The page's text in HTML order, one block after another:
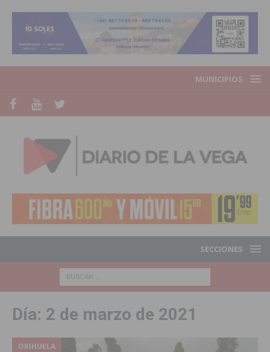
MUNICIPIOS
SECCIONES
Día: 2 de marzo de 2021
ORIHUELA